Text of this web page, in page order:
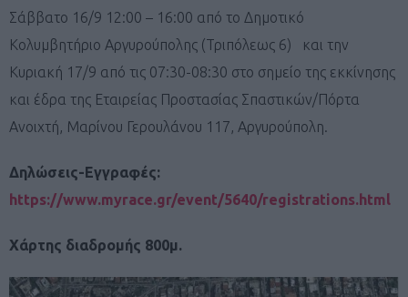
Σάββατο 16/9 12:00 – 16:00 από το Δημοτικό
Κολυμβητήριο Αργυρούπολης (Τριπόλεως 6) και την
Κυριακή 17/9 από τις 07:30-08:30 στο σημείο της εκκίνησης
και έδρα της Εταιρείας Προστασίας Σπαστικών/Πόρτα
Ανοιχτή, Μαρίνου Γερουλάνου 117, Αργυρούπολη.
Δηλώσεις-Εγγραφές:
https://www.myrace.gr/event/5640/registrations.html
Χάρτης διαδρομής 800μ.